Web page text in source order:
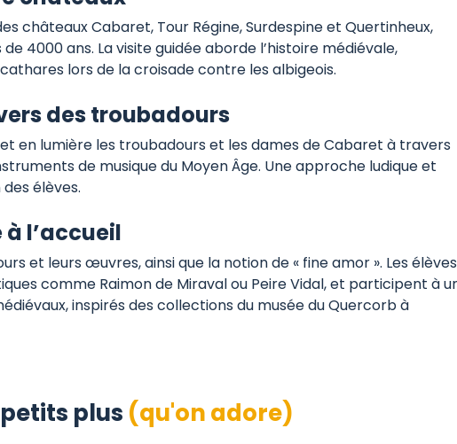
châteaux Cabaret, Tour Régine, Surdespine et Quertinheux,
4000 ans. La visite guidée aborde l’histoire médiévale,
lors de la croisade contre les albigeois.
des troubadours
en lumière les troubadours et les dames de Cabaret à travers
de musique du Moyen Âge. Une approche ludique et
élèves.
l’accueil
et leurs œuvres, ainsi que la notion de « fine amor ». Les élèves
comme Raimon de Miraval ou Peire Vidal, et participent à
inspirés des collections du musée du Quercorb à
petits plus (qu'on adore)